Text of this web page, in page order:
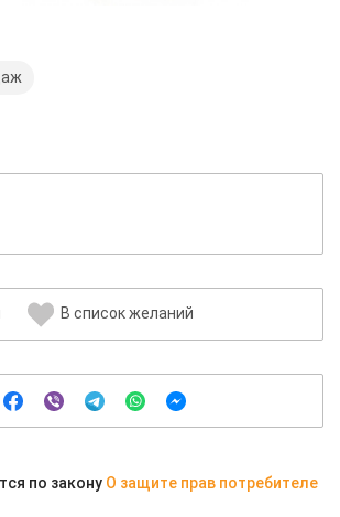
В список желаний
по закону О защите прав потребителе